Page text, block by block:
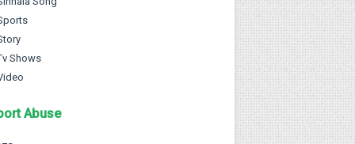
Shows
Abuse